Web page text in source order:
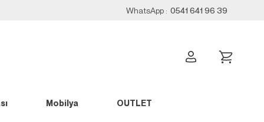
WhatsApp : 0541 641 96 39
Mobilya OUTLET